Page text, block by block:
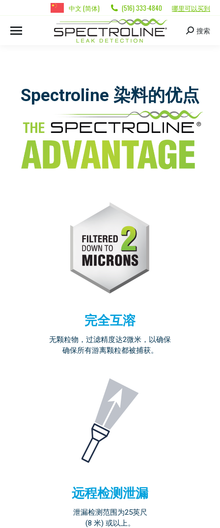
中文 (简体) (516) 333-4840 哪里可以买到
搜索
Spectroline 染料的优点
完全互溶
无颗粒物，过滤精度达2微米，以确保
确保所有游离颗粒都被捕获。
远程检测泄漏
泄漏检测范围为25英尺
(8 米) 或以上。